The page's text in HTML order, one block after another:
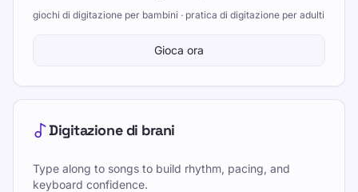
giochi di digitazione per bambini · pratica di digitazione per adulti
Gioca ora
Digitazione di brani
Type along to songs to build rhythm, pacing, and
keyboard confidence.